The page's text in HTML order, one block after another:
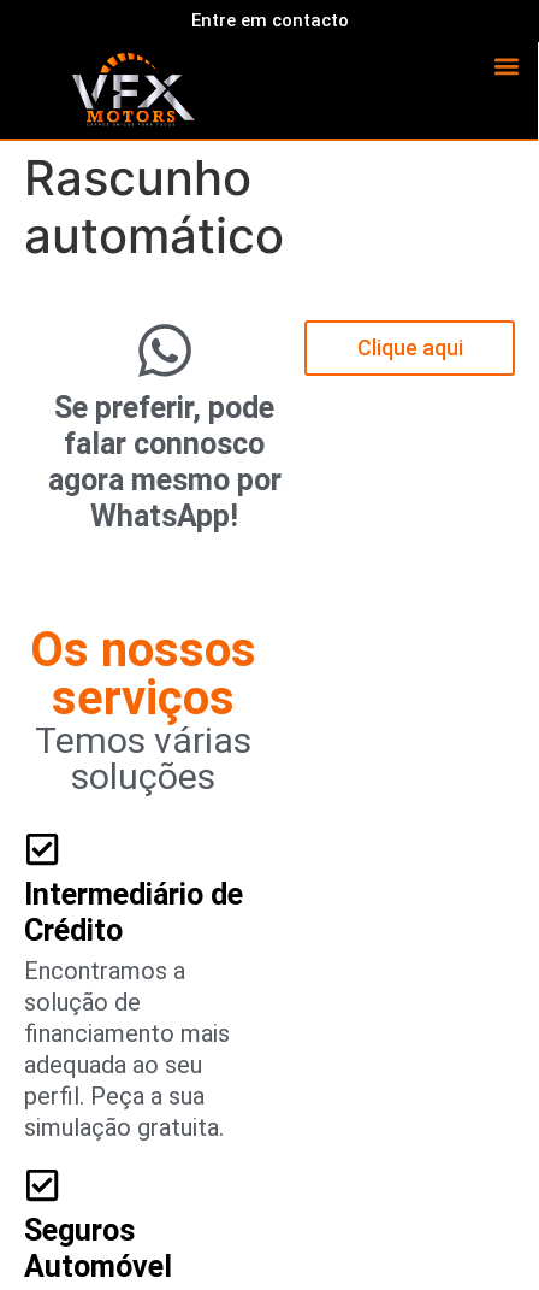
Entre em contacto
Rascunho
automático
Se preferir, pode
falar connosco
agora mesmo por
WhatsApp!
Clique aqui
Os nossos
serviços
Temos várias
soluções
Intermediário de
Crédito
Encontramos a
solução de
financiamento mais
adequada ao seu
perfil. Peça a sua
simulação gratuita.
Seguros
Automóvel